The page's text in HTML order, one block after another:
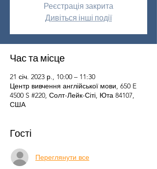
Реєстрація закрита
Дивіться інші події
Час та місце
21 січ. 2023 р., 10:00 – 11:30
Центр вивчення англійської мови, 650 E
4500 S #220, Солт-Лейк-Сіті, Юта 84107,
США
Гості
Переглянути все